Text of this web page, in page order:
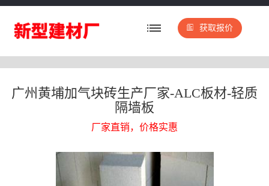
获取报价
广州黄埔加气块砖生产厂家-ALC板材-轻质
隔墙板
厂家直销，价格实惠